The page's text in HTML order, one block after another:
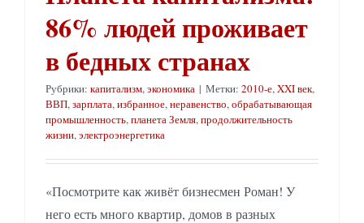
86% людей проживает
в бедных странах
Рубрики: капитализм,экономика | Метки: 2010-е,XXI век,
ВВП,зарплата,избранное,неравенство,обрабатывающая
промышленность,планета Земля,продолжительность
жизни,электроэнергетика
«Посмотрите как живёт бизнесмен Роман! У
него есть много квартир, домов в разных